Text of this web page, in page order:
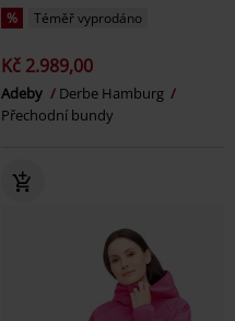
% Téměř vyprodáno
Kč 2.989,00
Adeby
Derbe Hamburg
Přechodní bundy